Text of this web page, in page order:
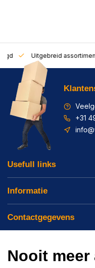
Uitgebreid
+31
Usefull links
Informatie
Contactgegevens
Nooit